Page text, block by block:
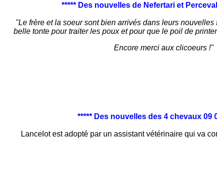
***** Des nouvelles de Nefertari et
"Le frère et la soeur sont bien arrivés dans leurs
belle tonte pour traiter les poux et pour que le poil de
Encore merci aux clicoeurs !"
***** Des nouvelles des 4 chevaux 09
Lancelot est adopté par un assistant vétérinaire qui va